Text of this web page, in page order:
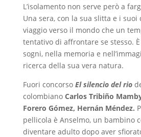
L’isolamento non serve però a
Una sera, con la sua slitta e i suoi
viaggio verso il mondo che un
tentativo di affrontare se stesso.
sogni, nella memoria e
ricerca della sua vera natura.
Fuori concorso El silencio del rio
colombianoCarlos Tribiño
Forero Gómez, Hernán Méndez.
pellicola è Anselmo, un bambino
diventare adulto dopo aver